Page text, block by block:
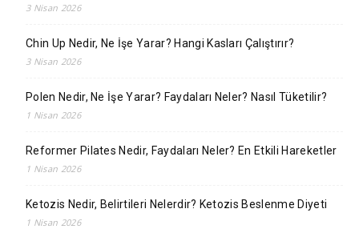
3 Nisan 2026
Chin Up Nedir, Ne İşe Yarar? Hangi Kasları Çalıştırır?
3 Nisan 2026
Polen Nedir, Ne İşe Yarar? Faydaları Neler? Nasıl Tüketilir?
1 Nisan 2026
Reformer Pilates Nedir, Faydaları Neler? En Etkili Hareketler
1 Nisan 2026
Ketozis Nedir, Belirtileri Nelerdir? Ketozis Beslenme Diyeti
1 Nisan 2026